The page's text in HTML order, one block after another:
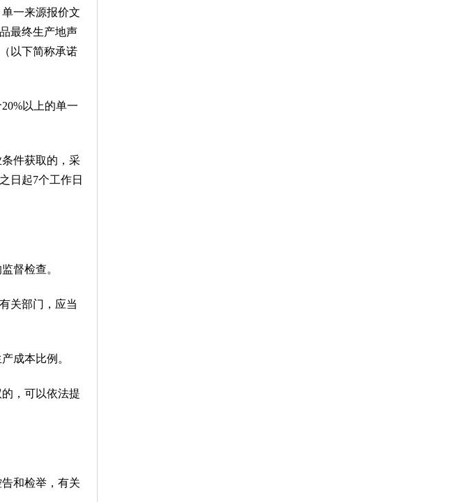
一来源报价文
最终生产地声
以下简称承诺
以上的单一
件获取的，采
日起7个工作日
督检查。
关部门，应当
成本比例。
，可以依法提
和检举，有关